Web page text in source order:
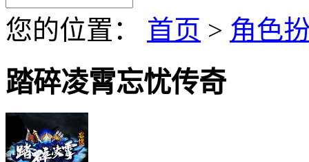
您的位置： 首页 > 角色
踏碎凌霄忘忧传奇